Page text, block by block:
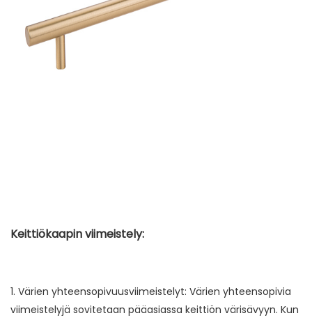
Keittiökaapin viimeistely:
1. Värien yhteensopivuusviimeistelyt: Värien yhteensopivia
viimeistelyjä sovitetaan pääasiassa keittiön värisävyyn. Kun